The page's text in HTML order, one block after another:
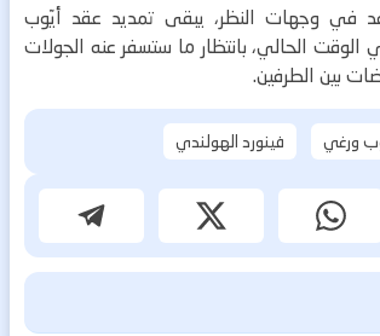
في وجهات النظر، يبقى تمديد عقد أيّوب
الحالي، بانتظار ما ستسفر عنه الجولات
بين الطرفين.
ورغي فينورد الهولندي